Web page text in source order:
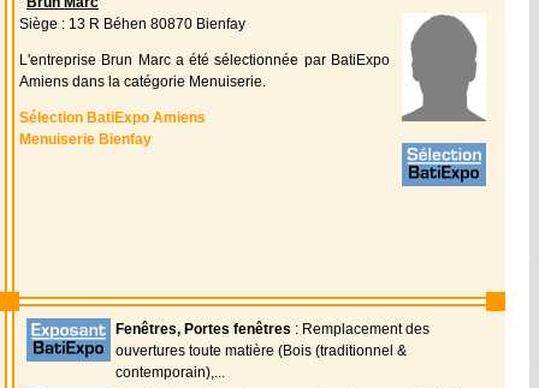
Siège : 13 R Béhen 80870 Bienfay
L'entreprise Brun Marc a été sélectionnée par BatiExpo
Amiens dans la catégorie Menuiserie.
Sélection BatiExpo Amiens
Menuiserie Bienfay
Fenêtres, Portes fenêtres : Remplacement des
ouvertures toute matière (Bois (traditionnel &
contemporain),...